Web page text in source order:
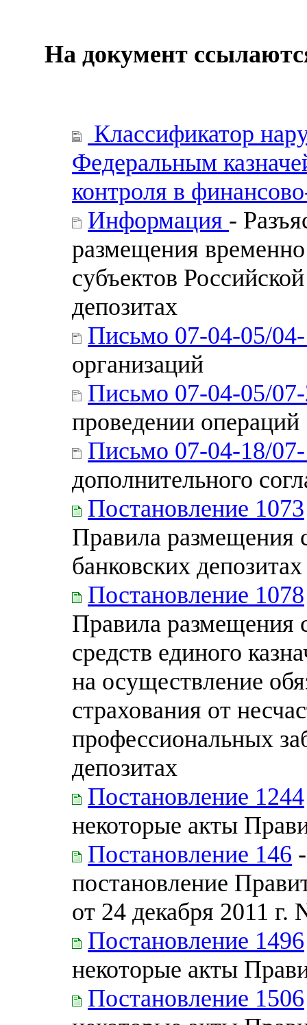
На документ
Классификатор
Федеральным
контроля в
Информация -
размещения
субъектов
депозитах
Письмо 07-04-05/
организаций
Письмо 07-04-05/
проведении операций
Письмо 07-04-18/
дополнительного
Постановление 1073
Правила размещения
банковских депозитах
Постановление 1078
Правила размещения
средств единого
на осуществление
страхования от
профессиональных
депозитах
Постановление 1244
некоторые акты
Постановление 146
постановление
от 24 декабря 2011 г.
Постановление 1496
некоторые акты
Постановление 1506